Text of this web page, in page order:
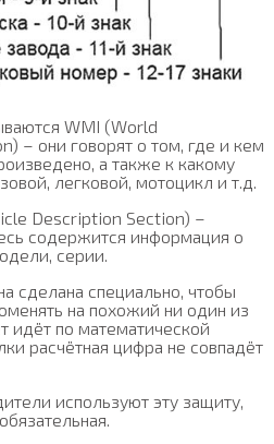
WMI (World
– они говорят о том, где и кем
а также к какому
легковой, мотоцикл и т.д.
Description Section) –
содержится информация о
серии.
сделана специально, чтобы
на похожий ни один из
идёт по математической
расчётная цифра не совпадёт
используют эту защиту,